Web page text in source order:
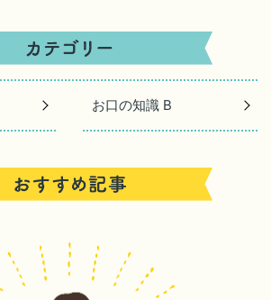
お口の知識 B